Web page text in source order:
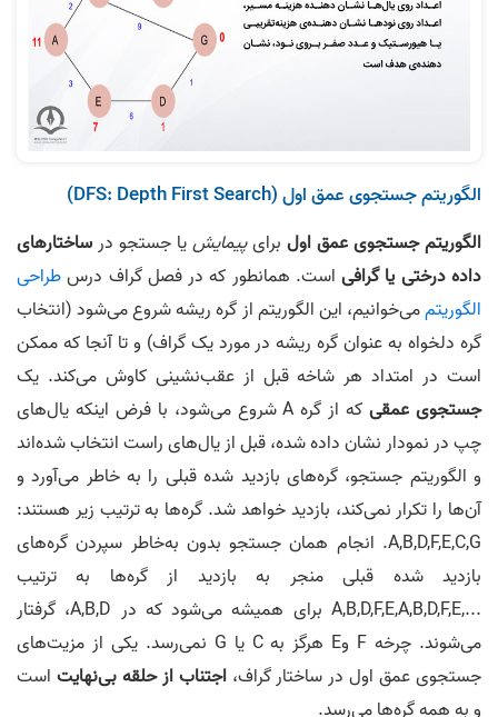
الگوریتم جستجوی عمق اول (DFS: Depth First Search)
الگوریتم جستجوی عمق اول برایپیمایشیا جستجو در ساختارهای
داده درختی یا گرافیاست. همانطور که در فصل گراف درسطراحی
الگوریتممی‌خوانیم، این الگوریتم از گره ریشه شروع می‌شود (انتخاب
گره دلخواه به عنوان گره ریشه در مورد یک گراف) و تا آنجا که ممکن
است در امتداد هر شاخه قبل از عقب‌نشینی کاوش می‌کند. یک
جستجوی عمقی
که از گره A شروع می‌شود، با فرض اینکه یال‌های
چپ در نمودار نشان‌ داده‌ شده، قبل از یال‌های راست انتخاب شده‌اند
و الگوریتم جستجو، گره‌های بازدید شده قبلی را به خاطر می‌آورد و
آن‌ها را تکرار نمی‌کند، بازدید خواهد شد. گره‌ها به ترتیب زیر هستند:
A,B,D,F,E,C,G. انجام همان جستجو بدون به‌خاطر سپردن گره‌های
بازدید شده قبلی منجر به بازدید از گره‌ها به ترتیب
...,A,B,D,F,E,A,B,D,F,E برای همیشه می‌شود که در A,B,D، گرفتار
می‌شوند. چرخه F وE هرگز به C یا G نمی‌رسد. یکی از مزیت‌های
جستجوی عمق اول در ساختار گراف،اجتناب از حلقه بی‌نهایت است
و به همه گره‌ها می‌رسد.